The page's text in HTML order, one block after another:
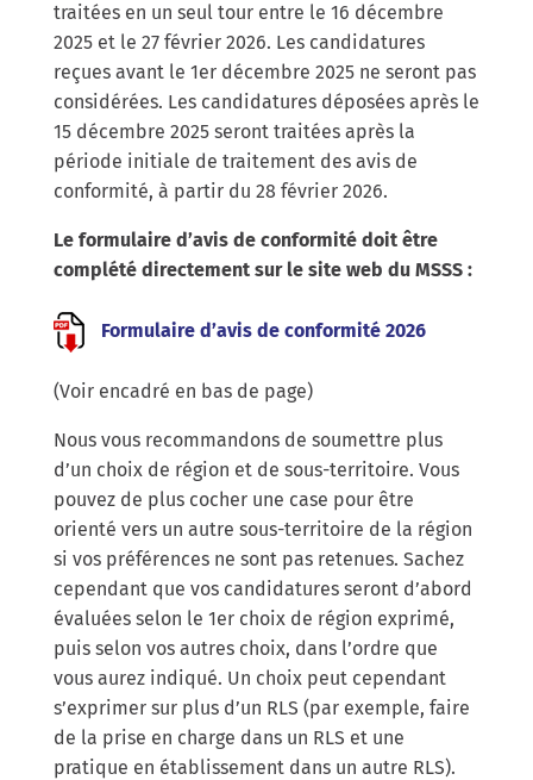
traitées en un seul tour entre le 16 décembre
2025 et le 27 février 2026. Les candidatures
reçues avant le 1er décembre 2025 ne seront pas
considérées. Les candidatures déposées après le
15 décembre 2025 seront traitées après la
période initiale de traitement des avis de
conformité, à partir du 28 février 2026.
Le formulaire d’avis de conformité doit être
complété directement sur le site web du MSSS :
Formulaire d’avis de conformité 2026
(Voir encadré en bas de page)
Nous vous recommandons de soumettre plus
d’un choix de région et de sous-territoire. Vous
pouvez de plus cocher une case pour être
orienté vers un autre sous-territoire de la région
si vos préférences ne sont pas retenues. Sachez
cependant que vos candidatures seront d’abord
évaluées selon le 1er choix de région exprimé,
puis selon vos autres choix, dans l’ordre que
vous aurez indiqué. Un choix peut cependant
s’exprimer sur plus d’un RLS (par exemple, faire
de la prise en charge dans un RLS et une
pratique en établissement dans un autre RLS).